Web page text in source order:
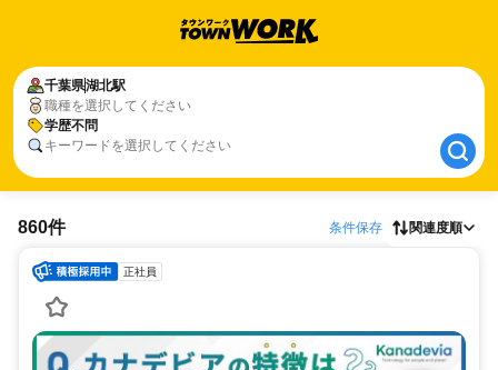
千葉県湖北駅
職種を選択してください
学歴不問
キーワードを選択してください
千葉県湖北駅
学歴不問
860件 条件保存 関連度順
正社員